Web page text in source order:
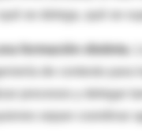
qué se delega, qué se
formación distinta.
de contexto
procesos y delegar
sepan coordinar